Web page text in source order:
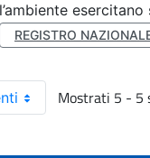
l’ambiente
REGISTRO
Mostrati 5 - 5